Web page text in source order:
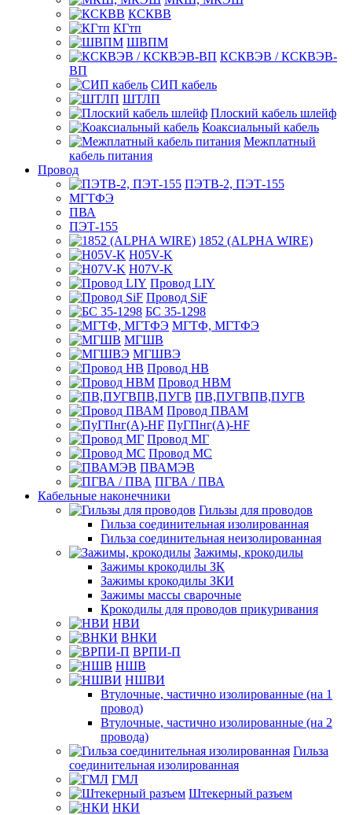
КСКВВ
КГтп
ШВПМ
КСКВЭВ / КСКВЭВ-
ВП
СИП кабель
ШТЛП
Плоский кабель шлейф
Коаксиальный кабель
Межплатный
кабель питания
Провод
ПЭТВ-2, ПЭТ-155
МГТФЭ
ПВА
ПЭТ-155
1852 (ALPHA WIRE)
H05V-K
H07V-K
Провод LIY
Провод SiF
БС 35-1298
МГТФ, МГТФЭ
МГШВ
МГШВЭ
Провод НВ
Провод НВМ
ПВ,ПУГВПВ,ПУГВ
Провод ПВАМ
ПуГПнг(A)-HF
Провод МГ
Провод МС
ПВАМЭВ
ПГВА / ПВА
Кабельные наконечники
Гильзы для проводов
Гильза соединительная изолированная
Гильза соединительная неизолированная
Зажимы, крокодилы
Зажимы крокодилы ЗК
Зажимы крокодилы ЗКИ
Зажимы массы сварочные
Крокодилы для проводов прикуривания
НВИ
ВНКИ
ВРПИ-П
НШВ
НШВИ
Втулочные, частично изолированные (на 1
провод)
Втулочные, частично изолированные (на 2
провода)
Гильза
соединительная изолированная
ГМЛ
Штекерный разъем
НКИ